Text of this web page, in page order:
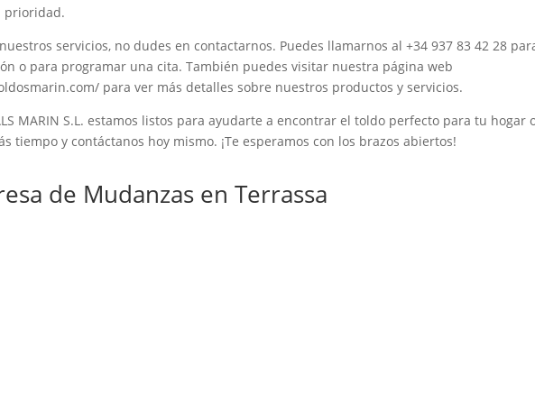
prioridad.
servicios, no dudes en contactarnos. Puedes llamarnos al +34 937 83 42 28
o para programar una cita. También puedes visitar nuestra página web
para ver más detalles sobre nuestros productos y servicios.
MARIN S.L. estamos listos para ayudarte a encontrar el toldo perfecto para tu hogar
tiempo y contáctanos hoy mismo. ¡Te esperamos con los brazos abiertos!
de Mudanzas en Terrassa